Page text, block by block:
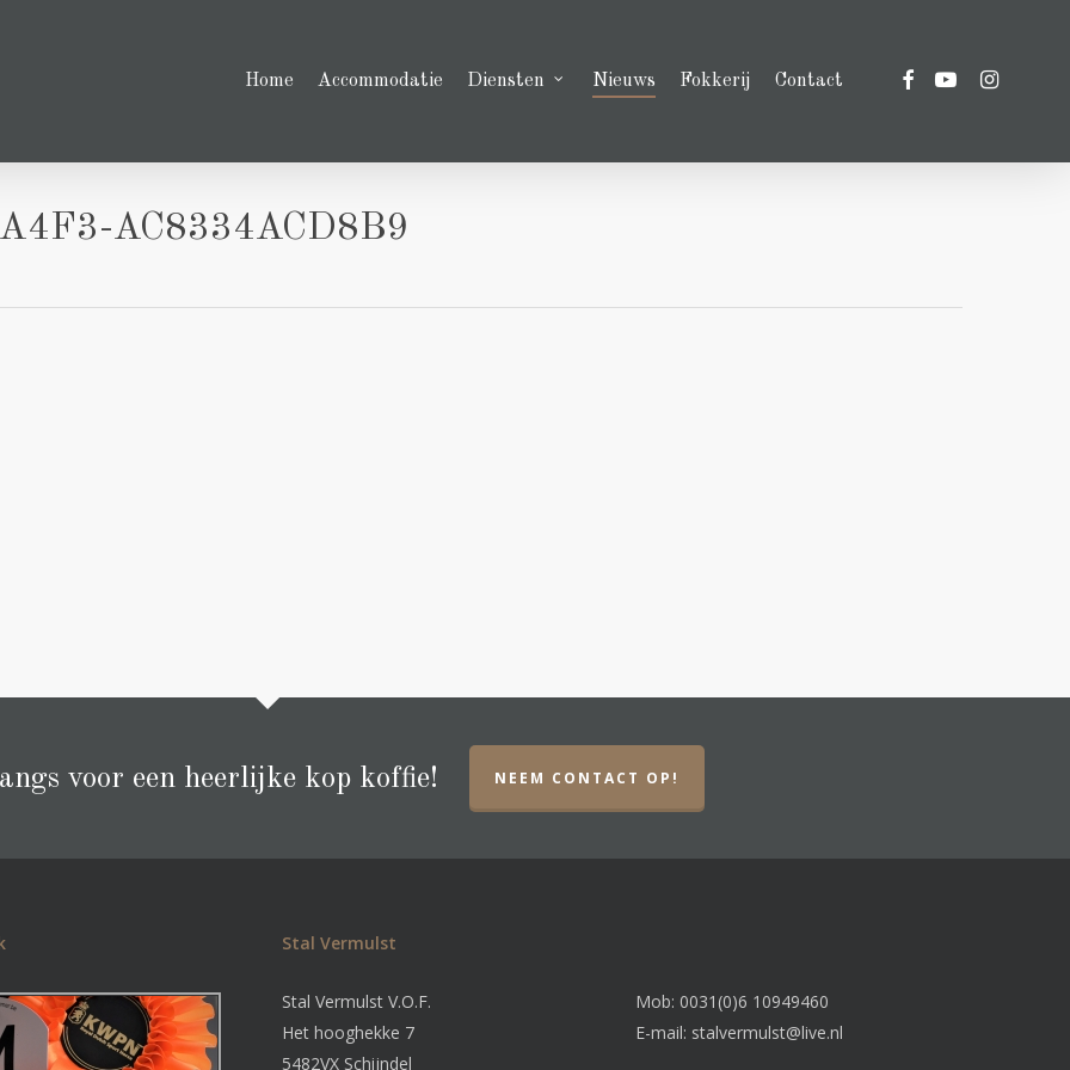
Home Accommodatie Diensten Nieuws Fokkerij Contact facebookyoutubeinstagram
AC8334ACD8B9
voor een heerlijke kop koffie! NEEM CONTACT OP!
Stal Vermulst
Stal Vermulst V.O.F.
Het hooghekke 7
5482VX Schijndel
Mob: 0031(0)6 10949460
E-mail: stalvermulst@live.nl